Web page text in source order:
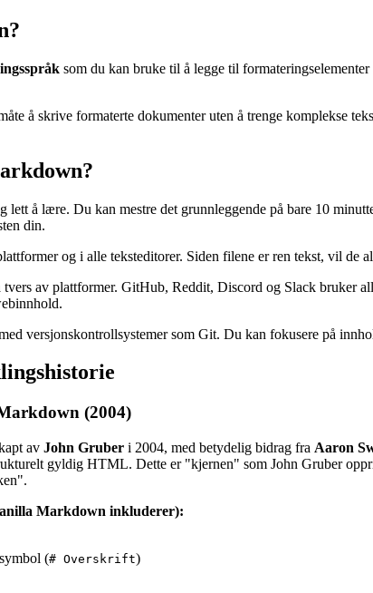
som du kan bruke til å legge til
å skrive formaterte dokumenter uten å trenge komplekse
lett å lære. Du kan mestre det grunnleggende på bare 10
din.
og i alle teksteditorer. Siden filene er ren tekst, vil de
tvers av plattformer. GitHub, Reddit, Discord og Slack
versjonskontrollsystemer som Git. Du kan fokusere på
(2004)
av John Gruber i 2004, med betydelig bidrag fra Aaron
gyldig HTML. Dette er "kjernen" som John Gruber
Markdown inkluderer):
symbol (# Overskrift)